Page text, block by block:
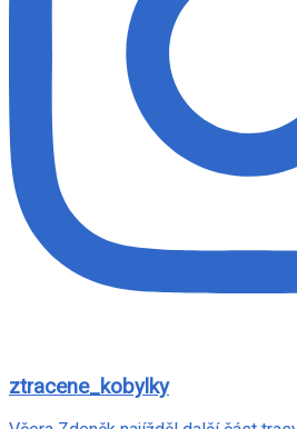
ztracene_kobylky